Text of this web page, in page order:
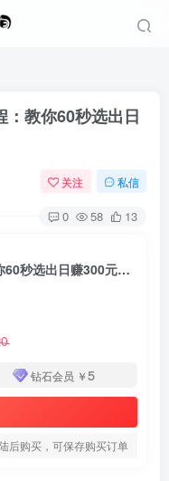
教你60秒选出日
关注 私信
0 58 13
懒觉猫闲鱼初级课程+高级课程：教你60秒选出日赚300元闲鱼爆款产品
钻石会员 ￥5
后购买，可保存购买订单